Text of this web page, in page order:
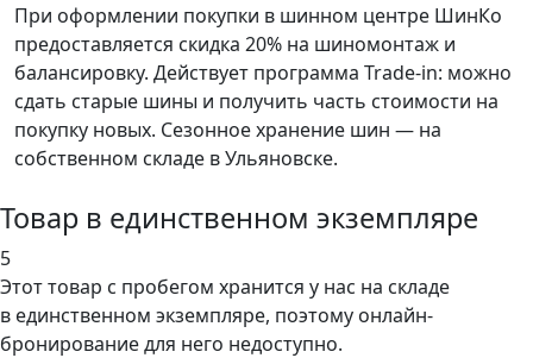
При оформлении покупки в шинном центре ШинКо
предоставляется скидка 20% на шиномонтаж и
балансировку. Действует программа Trade-in: можно
сдать старые шины и получить часть стоимости на
покупку новых. Сезонное хранение шин — на
собственном складе в Ульяновске.
Товар в единственном экземпляре
5
Этот товар с пробегом хранится у нас на складе
в единственном экземпляре, поэтому онлайн-
бронирование для него недоступно.